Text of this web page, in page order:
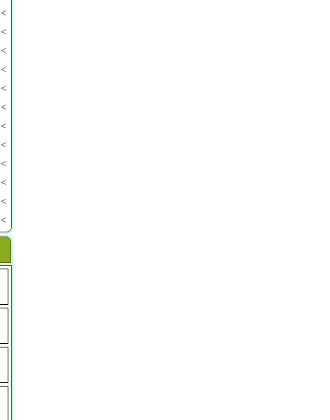
>
>
>
>
>
>
>
>
>
>
>
>